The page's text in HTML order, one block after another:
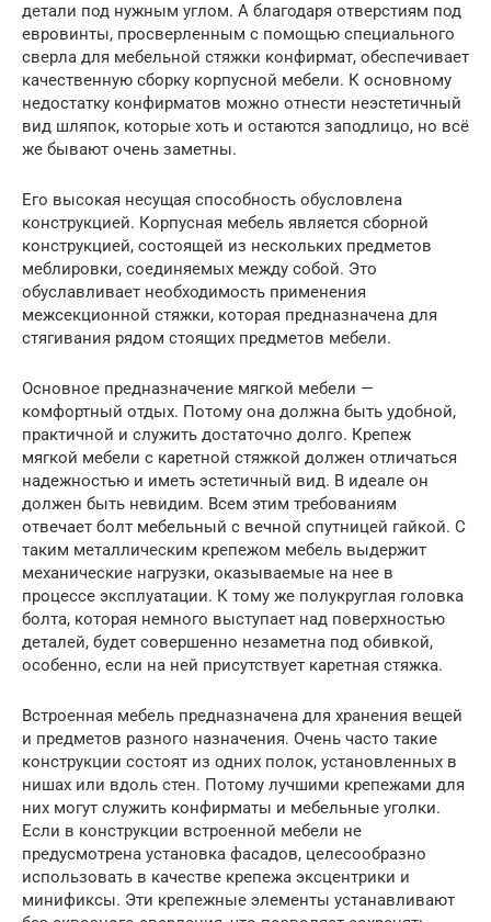
детали под нужным углом. А благодаря отверстиям под
евровинты, просверленным с помощью специального
сверла для мебельной стяжки конфирмат, обеспечивает
качественную сборку корпусной мебели. К основному
недостатку конфирматов можно отнести неэстетичный
вид шляпок, которые хоть и остаются заподлицо, но всё
же бывают очень заметны.
Его высокая несущая способность обусловлена
конструкцией. Корпусная мебель является сборной
конструкцией, состоящей из нескольких предметов
меблировки, соединяемых между собой. Это
обуславливает необходимость применения
межсекционной стяжки, которая предназначена для
стягивания рядом стоящих предметов мебели.
Основное предназначение мягкой мебели —
комфортный отдых. Потому она должна быть удобной,
практичной и служить достаточно долго. Крепеж
мягкой мебели с каретной стяжкой должен отличаться
надежностью и иметь эстетичный вид. В идеале он
должен быть невидим. Всем этим требованиям
отвечает болт мебельный с вечной спутницей гайкой. С
таким металлическим крепежом мебель выдержит
механические нагрузки, оказываемые на нее в
процессе эксплуатации. К тому же полукруглая головка
болта, которая немного выступает над поверхностью
деталей, будет совершенно незаметна под обивкой,
особенно, если на ней присутствует каретная стяжка.
Встроенная мебель предназначена для хранения вещей
и предметов разного назначения. Очень часто такие
конструкции состоят из одних полок, установленных в
нишах или вдоль стен. Потому лучшими крепежами для
них могут служить конфирматы и мебельные уголки.
Если в конструкции встроенной мебели не
предусмотрена установка фасадов, целесообразно
использовать в качестве крепежа эксцентрики и
минификсы. Эти крепежные элементы устанавливают